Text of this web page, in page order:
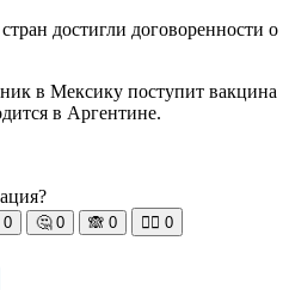
достигли договоренности о
в Мексику поступит вакцина
в Аргентине.
0 🤔 0 🙈 0 🧘‍♀️ 0